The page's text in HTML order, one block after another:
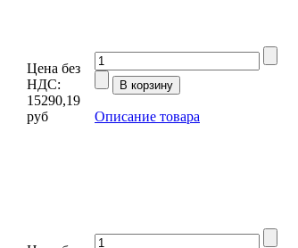
Цена без
НДС:
15290,19
руб
Описание товара